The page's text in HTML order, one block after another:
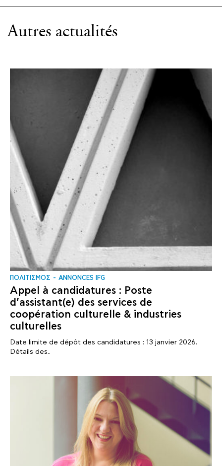
Autres actualités
ΠΟΛΙΤΙΣΜΟΣ ANNONCES IFG
Appel à candidatures : Poste
d’assistant(e) des services de
coopération culturelle & industries
culturelles
Date limite de dépôt des candidatures : 13 janvier 2026.
Détails des..